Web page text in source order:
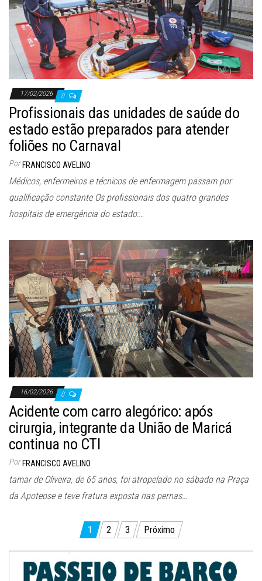
17/02/2026 0
Profissionais das unidades de saúde do
estado estão preparados para atender
foliões no Carnaval
Por FRANCISCO AVELINO
Médicos, enfermeiros e técnicos de enfermagem passam por
qualificação constante Os profissionais dos quatro grandes
hospitais de emergência do estado:…
16/02/2026 0
Acidente com carro alegórico: após
cirurgia, integrante da União de Maricá
continua no CTI
Por FRANCISCO AVELINO
tamar de Oliveira, de 65 anos, foi atropelado no sábado na Praça
da Apoteose e teve fratura exposta nas pernas…
Paginação
de
posts
1 2 3 Próximo